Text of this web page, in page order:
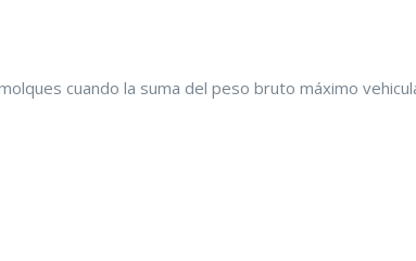
cuando la suma del peso bruto máximo